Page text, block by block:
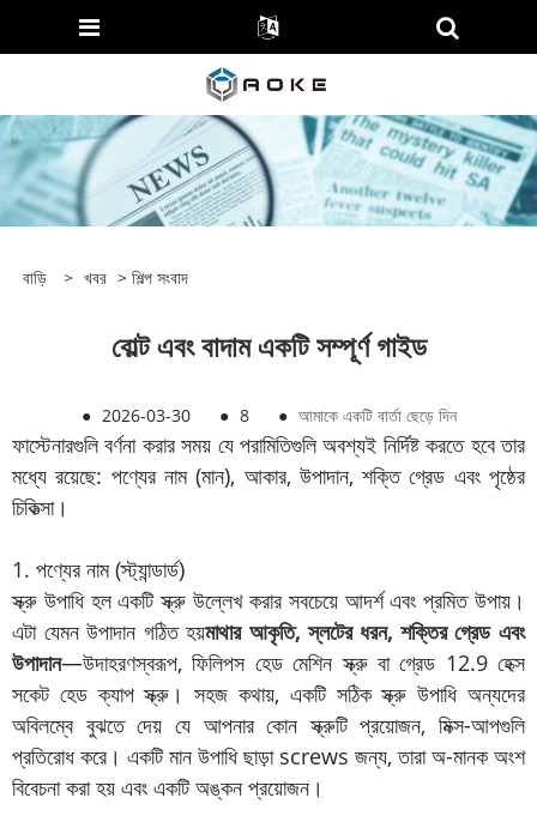
বাড়ি > খবর > শিল্প সংবাদ
বোল্ট এবং বাদাম একটি সম্পূর্ণ গাইড
● 2026-03-30 ● 8 ● আমাকে একটি বার্তা ছেড়ে দিন
ফাস্টেনারগুলি বর্ণনা করার সময় যে পরামিতিগুলি অবশ্যই নির্দিষ্ট করতে হবে তার
মধ্যে রয়েছে: পণ্যের নাম (মান), আকার, উপাদান, শক্তি গ্রেড এবং পৃষ্ঠের
চিকিত্সা।
1. পণ্যের নাম (স্ট্যান্ডার্ড)
স্ক্রু উপাধি হল একটি স্ক্রু উল্লেখ করার সবচেয়ে আদর্শ এবং প্রমিত উপায়।
এটা যেমন উপাদান গঠিত হয়মাথার আকৃতি, স্লটের ধরন, শক্তির গ্রেড এবং
উপাদান—উদাহরণস্বরূপ, ফিলিপস হেড মেশিন স্ক্রু বা গ্রেড 12.9 হেক্স
সকেট হেড ক্যাপ স্ক্রু। সহজ কথায়, একটি সঠিক স্ক্রু উপাধি অন্যদের
অবিলম্বে বুঝতে দেয় যে আপনার কোন স্ক্রুটি প্রয়োজন, মিক্স-আপগুলি
প্রতিরোধ করে। একটি মান উপাধি ছাড়া screws জন্য, তারা অ-মানক অংশ
বিবেচনা করা হয় এবং একটি অঙ্কন প্রয়োজন।